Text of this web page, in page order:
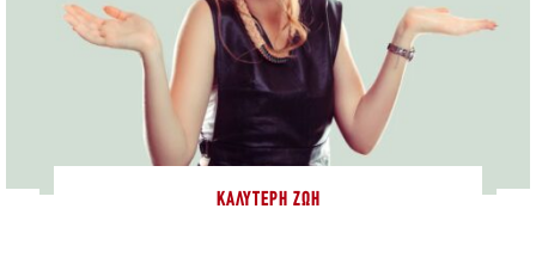
ΚΑΛΎΤΕΡΗ ΖΩΉ